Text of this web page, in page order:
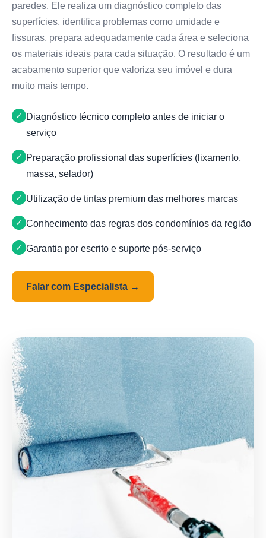
paredes. Ele realiza um diagnóstico completo das
superfícies, identifica problemas como umidade e
fissuras, prepara adequadamente cada área e seleciona
os materiais ideais para cada situação. O resultado é um
acabamento superior que valoriza seu imóvel e dura
muito mais tempo.
Diagnóstico técnico completo antes de iniciar o
serviço
Preparação profissional das superfícies (lixamento,
massa, selador)
Utilização de tintas premium das melhores marcas
Conhecimento das regras dos condomínios da região
Garantia por escrito e suporte pós-serviço
Falar com Especialista →